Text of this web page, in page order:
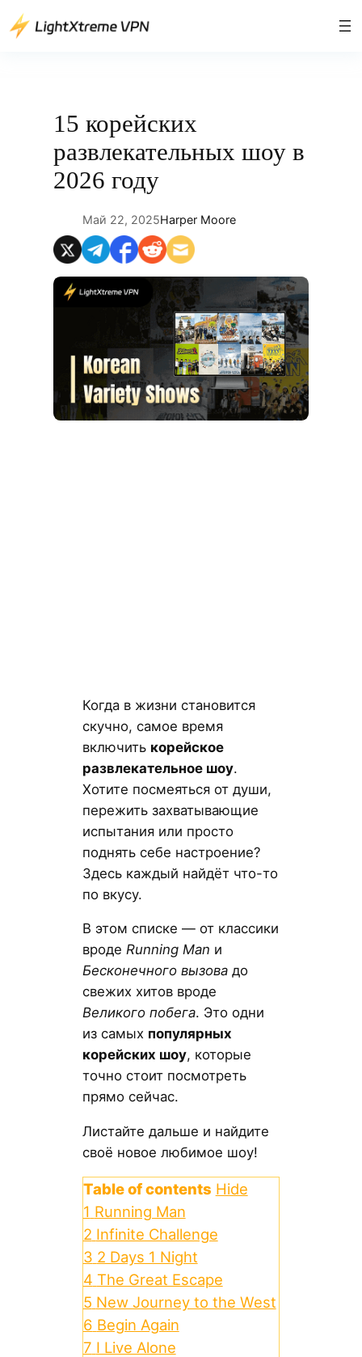
Перейти
15 корейских
развлекательных шоу в
2026 году
Май 22, 2025Harper Moore
Когда в жизни становится
скучно, самое время
включить корейское
развлекательное шоу.
Хотите посмеяться от души,
пережить захватывающие
испытания или просто
поднять себе настроение?
Здесь каждый найдёт что-то
по вкусу.
В этом списке — от классики
вроде Running Man и
Бесконечного вызовадо
свежих хитов вроде
Великого побега. Это одни
из самых популярных
корейских шоу, которые
точно стоит посмотреть
прямо сейчас.
Листайте дальше и найдите
своё новое любимое шоу!
Table of contents Hide
1 Running Man
2 Infinite Challenge
3 2 Days 1 Night
4 The Great Escape
5 New Journey to the West
6 Begin Again
7 I Live Alone